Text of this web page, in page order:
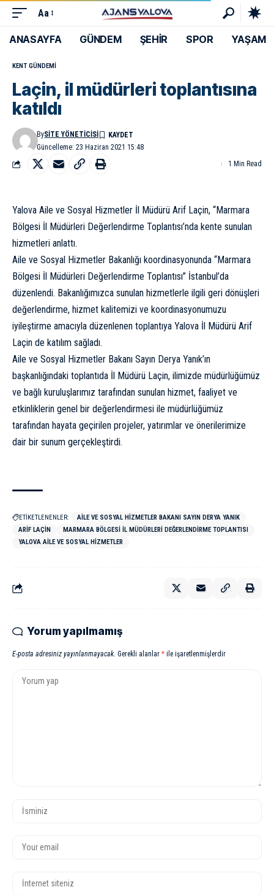
Aa
ANASAYFA GÜNDEM ŞEHİR SPOR YAŞAM
KENT GÜNDEMI
Laçin, il müdürleri toplantısına
katıldı
Güncelleme: 23 Haziran 2021 15:48
BySITE YÖNETICISI
1 Min Read
Yalova Aile ve Sosyal Hizmetler İl Müdürü Arif Laçin, “Marmara
Bölgesi İl Müdürleri Değerlendirme Toplantısı’nda kente sunulan
hizmetleri anlattı.
Aile ve Sosyal Hizmetler Bakanlığı koordinasyonunda “Marmara
Bölgesi İl Müdürleri Değerlendirme Toplantısı” İstanbul’da
düzenlendi. Bakanlığımızca sunulan hizmetlerle ilgili geri dönüşleri
değerlendirme, hizmet kalitemizi ve koordinasyonumuzu
iyileştirme amacıyla düzenlenen toplantıya Yalova İl Müdürü Arif
Laçin de katılım sağladı.
Aile ve Sosyal Hizmetler Bakanı Sayın Derya Yanık’ın
başkanlığındaki toplantıda İl Müdürü Laçin, ilimizde müdürlüğümüz
ve bağlı kuruluşlarımız tarafından sunulan hizmet, faaliyet ve
etkinliklerin genel bir değerlendirmesi ile müdürlüğümüz
tarafından hayata geçirilen projeler, yatırımlar ve önerilerimize
dair bir sunum gerçekleştirdi.
ETİKETLENENLER:
AILE VE SOSYAL HIZMETLER BAKANI SAYIN DERYA YANIK
ARIF LAÇIN
MARMARA BÖLGESI İL MÜDÜRLERI DEĞERLENDIRME TOPLANTISI
YALOVA AILE VE SOSYAL HIZMETLER
Yorum yapılmamış
E-posta adresiniz yayınlanmayacak. Gerekli alanlar * ile işaretlenmişlerdir